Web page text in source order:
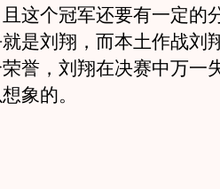
这个冠军还要有一定的
是刘翔，而本土作战刘
誉，刘翔在决赛中万一
象的。